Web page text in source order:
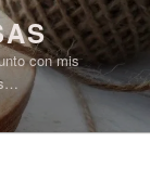
con mis